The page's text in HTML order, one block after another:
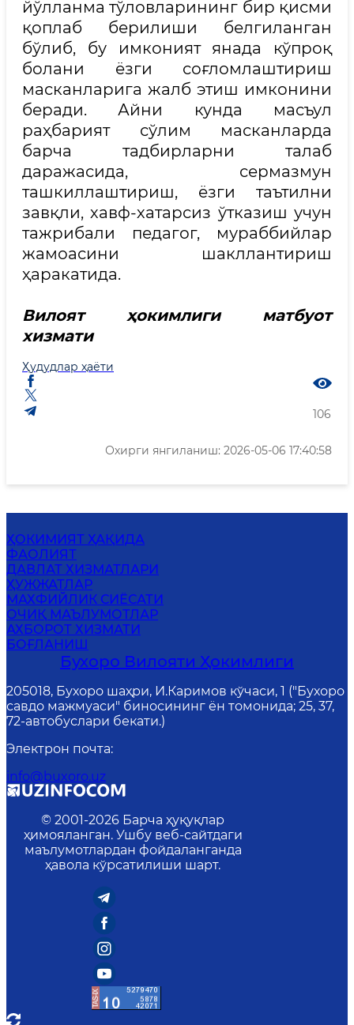
йўлланма тўловларининг бир қисми
қоплаб берилиши белгиланган
бўлиб, бу имконият янада кўпроқ
болани ёзги соғломлаштириш
масканларига жалб этиш имконини
беради. Айни кунда масъул
раҳбарият сўлим масканларда
барча тадбирларни талаб
даражасида, сермазмун
ташкиллаштириш, ёзги таътилни
завқли, хавф-хатарсиз ўтказиш учун
тажрибали педагог, мураббийлар
жамоасини шакллантириш
ҳаракатида.
Вилоят ҳокимлиги матбуот
хизмати
Ҳудудлар ҳаёти
106
Охирги янгиланиш: 2026-05-06 17:40:58
ҲОКИМИЯТ ҲАҚИДА
ФАОЛИЯТ
ДАВЛАТ ХИЗМАТЛАРИ
ҲУЖЖАТЛАР
МАХФИЙЛИК СИЁСАТИ
ОЧИҚ МАЪЛУМОТЛАР
АХБОРОТ ХИЗМАТИ
БОҒЛАНИШ
Бухоро Вилояти Ҳокимлиги
205018, Бухоро шаҳри, И.Каримов кўчаси, 1 ("Бухоро
савдо мажмуаси" биносининг ён томонида; 25, 37,
72-автобуслари бекати.)
Электрон почта:
info@buxoro.uz
© 2001-2026 Барча ҳуқуқлар
ҳимояланган. Ушбу веб-сайтдаги
маълумотлардан фойдаланганда
ҳавола кўрсатилиши шарт.